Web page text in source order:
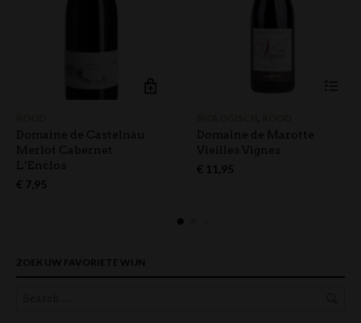
Domaine de Castelnau
Merlot Cabernet
L’Enclos
€ 7,95
,
Domaine de Marotte
Vieilles Vignes
€ 11,95
ZOEK UW FAVORIETE WIJN